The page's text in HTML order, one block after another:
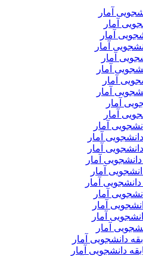
آمار
آمار
آمار
آمار
آمار
آمار
آمار
آمار
آمار
آمار
آمار
آمار
آمار
آمار
آمار
آمار
آمار
آمار
آمار
آمار
دانشجویی آمار
دانشجویی آمار